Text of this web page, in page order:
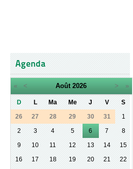
Agenda
« < Août 2026 > »
D L Ma Me J V
S
26
27 28 29 30 31
1
2
3 4 5 6 7
8
9
10 11 12 13 14
15
16
17 18 19 20 21
22